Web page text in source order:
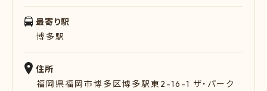
最寄り駅
博多駅
住所
福岡県福岡市博多区博多駅東2-16-1 ザ・パーク